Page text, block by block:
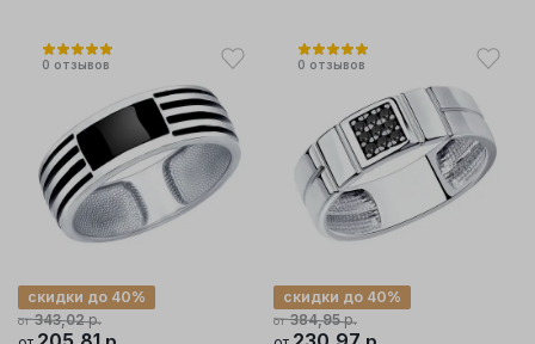
0 отзывов
от 343,02р.
скидки до 40%
0 отзывов
от 384,95р.
скидки до 40%